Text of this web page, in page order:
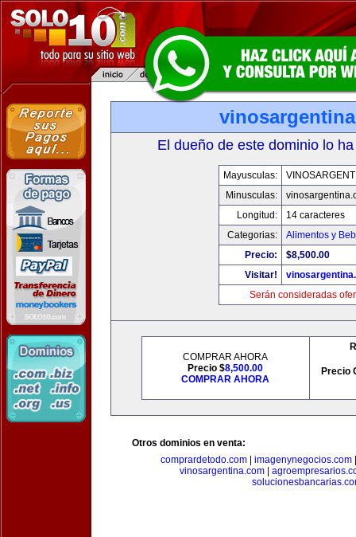
El dueño de este dominio lo
Mayusculas:
Minusculas:
Longitud:
14 caracteres
Categorias:
Alimentos y
Precio:
$8,500.00
Visitar!
Serán consideradas
COMPRAR AHORA
Precio $8,500.00
COMPRAR AHORA
Precio
Otros dominios en venta:
comprardetodo.com
imagenynegocios.com
vinosargentina.com|